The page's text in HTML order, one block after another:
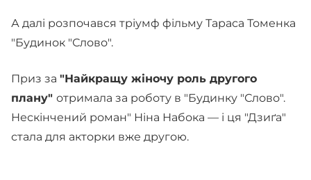
А далі розпочався тріумф фільму Тараса Томенка
"Будинок "Слово".
Приз за "Найкращу жіночу роль другого
плану" отримала за роботу в "Будинку "Слово".
Нескінчений роман" Ніна Набока — і ця "Дзиґа"
стала для акторки вже другою.